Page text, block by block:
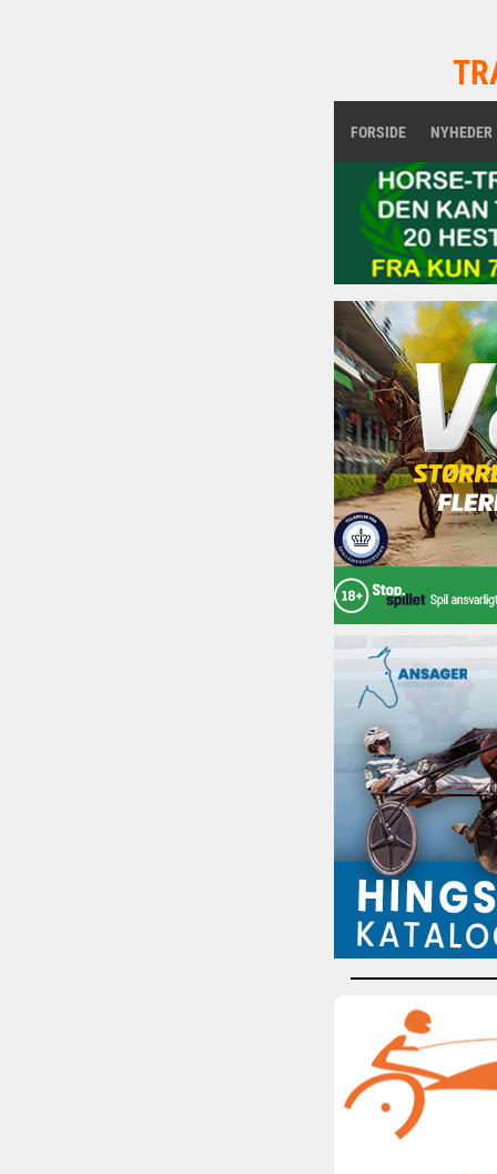
FORSIDE NYHEDER